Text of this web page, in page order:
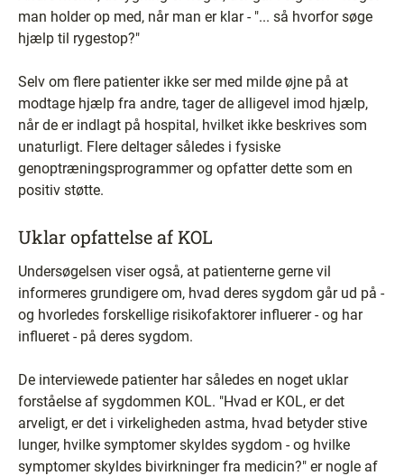
man holder op med, når man er klar - "... så hvorfor søge
hjælp til rygestop?"
Selv om flere patienter ikke ser med milde øjne på at
modtage hjælp fra andre, tager de alligevel imod hjælp,
når de er indlagt på hospital, hvilket ikke beskrives som
unaturligt. Flere deltager således i fysiske
genoptræningsprogrammer og opfatter dette som en
positiv støtte.
Uklar opfattelse af KOL
Undersøgelsen viser også, at patienterne gerne vil
informeres grundigere om, hvad deres sygdom går ud på -
og hvorledes forskellige risikofaktorer influerer - og har
influeret - på deres sygdom.
De interviewede patienter har således en noget uklar
forståelse af sygdommen KOL. "Hvad er KOL, er det
arveligt, er det i virkeligheden astma, hvad betyder stive
lunger, hvilke symptomer skyldes sygdom - og hvilke
symptomer skyldes bivirkninger fra medicin?" er nogle af